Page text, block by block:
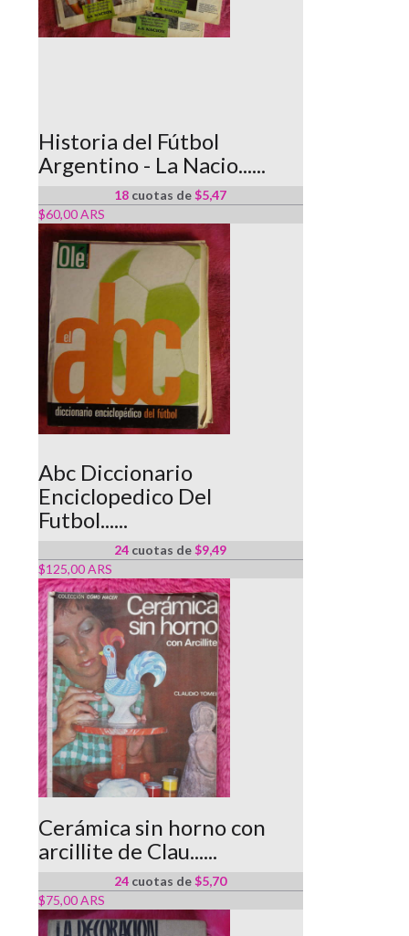
Historia del Fútbol
Argentino - La Nacio......
18 cuotas de$5,47
$60,00 ARS
Abc Diccionario
Enciclopedico Del
Futbol......
24 cuotas de$9,49
$125,00 ARS
Cerámica sin horno con
arcillite de Clau......
24 cuotas de$5,70
$75,00 ARS